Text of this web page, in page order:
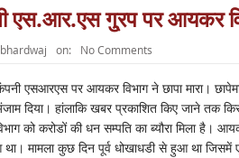
एस.आर.एस गु्रप पर आयकर
on: No Comments
एसआरएस पर आयकर विभाग ने छापा मारा।
दिया। हांलाकि खबर प्रकाशित किए जाने तक
को करोडों की धन सम्पति का ब्यौरा मिला
मामला कुछ दिन पूर्व धोखाधडी से हुआ था